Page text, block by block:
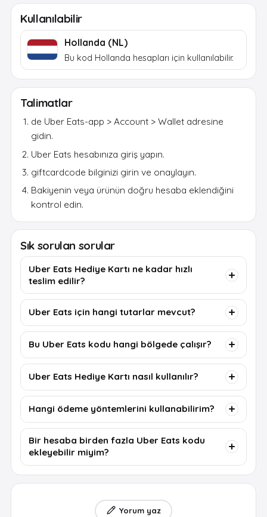
Kullanılabilir
Hollanda (NL)
Bu kod Hollanda hesapları için kullanılabilir.
Talimatlar
de Uber Eats-app > Account > Wallet adresine
gidin.
Uber Eats hesabınıza giriş yapın.
giftcardcode bilginizi girin ve onaylayın.
Bakiyenin veya ürünün doğru hesaba eklendiğini
kontrol edin.
Sık sorulan sorular
Uber Eats Hediye Kartı ne kadar hızlı
teslim edilir?
Uber Eats için hangi tutarlar mevcut?
Bu Uber Eats kodu hangi bölgede çalışır?
Uber Eats Hediye Kartı nasıl kullanılır?
Hangi ödeme yöntemlerini kullanabilirim?
Bir hesaba birden fazla Uber Eats kodu
ekleyebilir miyim?
Yorum yaz